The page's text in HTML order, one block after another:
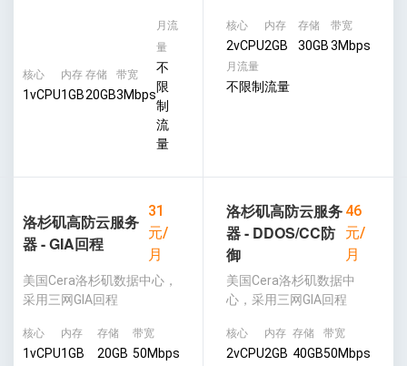
核心
1vCPU
内存
1GB
存储
20GB
带宽
3Mbps
月流
量
不
限
制
流
量
核心
2vCPU
内存
2GB
存储
30GB
带宽
3Mbps
月流量
不限制流量
洛杉矶高防云服务
器 - GIA回程
31
元/
月
美国Cera洛杉矶数据中心，
采用三网GIA回程
核心
1vCPU
内存
1GB
存储
20GB
带宽
50Mbps
洛杉矶高防云服务
器 - DDOS/CC防
御
46
元/
月
美国Cera洛杉矶数据中
心，采用三网GIA回程
核心
2vCPU
内存
2GB
存储
40GB
带宽
50Mbps